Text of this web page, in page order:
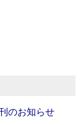
のお知らせ